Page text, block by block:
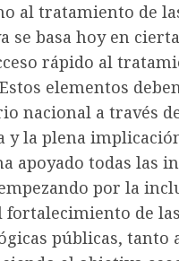
al tratamiento de
se basa hoy en
rápido al
elementos
nacional a través
y la plena
apoyado todas las
por la
fortalecimiento de
públicas, tanto